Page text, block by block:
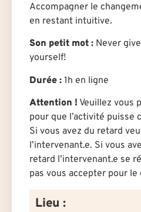
Accompagner le
en restant intuitive.
Son petit mot : Never
yourself!
Durée : 1h en ligne
Attention ! Veuillez vous
pour que l’activité puisse
Si vous avez du retard
l’intervenant.e. Si vous
retard l’intervenant.e se
pas vous accepter pour le
Lieu :